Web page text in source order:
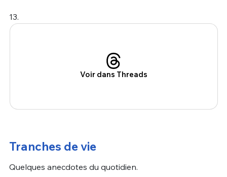
13.
Voir dans Threads
Tranches de vie
Quelques anecdotes du quotidien.